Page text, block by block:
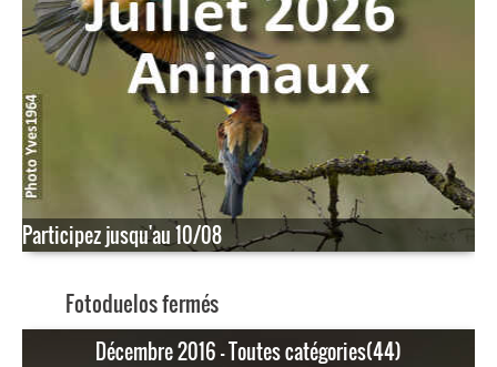
Participez jusqu'au 10/08
Fotoduelos fermés
Décembre 2016 - Toutes catégories(44)